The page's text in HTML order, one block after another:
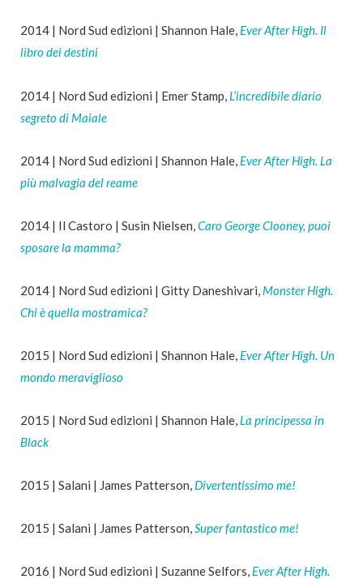
2014 | Nord Sud edizioni | Shannon Hale, Ever After High. Il
libro dei destini
2014 | Nord Sud edizioni | Emer Stamp, L’incredibile diario
segreto di Maiale
2014 | Nord Sud edizioni | Shannon Hale, Ever After High. La
più malvagia del reame
2014 | Il Castoro | Susin Nielsen,Caro George Clooney, puoi
sposare la mamma?
2014 | Nord Sud edizioni | Gitty Daneshivari, Monster High.
Chi è quella mostramica?
2015 | Nord Sud edizioni | Shannon Hale, Ever After High. Un
mondo meraviglioso
2015 | Nord Sud edizioni | Shannon Hale, La principessa in
Black
2015 | Salani | James Patterson, Divertentissimo me!
2015 | Salani | James Patterson,Super fantastico me!
2016 | Nord Sud edizioni | Suzanne Selfors, Ever After High.